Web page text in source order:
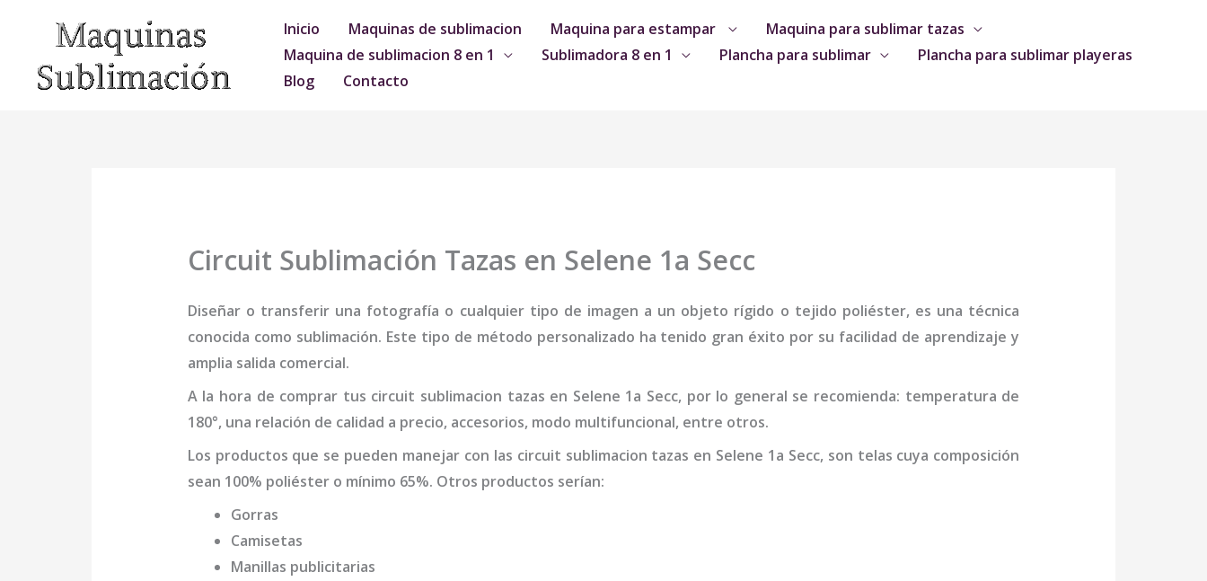
contenido
Inicio Maquinas de sublimacion Maquina para estampar
Maquina para sublimar tazas
Maquina de sublimacion 8 en 1
Sublimadora 8 en 1 Plancha para sublimar
Plancha para sublimar playeras
Blog
Contacto
Circuit Sublimación Tazas en Selene 1a Secc
Diseñar o transferir una fotografía o cualquier tipo de imagen a un objeto rígido o tejido poliéster, es una técnica
conocida como sublimación. Este tipo de método personalizado ha tenido gran éxito por su facilidad de aprendizaje y
amplia salida comercial.
A la hora de comprar tus circuit sublimacion tazas en Selene 1a Secc, por lo general se recomienda: temperatura de
180°, una relación de calidad a precio, accesorios, modo multifuncional, entre otros.
Los productos que se pueden manejar con las circuit sublimacion tazas en Selene 1a Secc, son telas cuya composición
sean 100% poliéster o mínimo 65%. Otros productos serían:
Gorras
Camisetas
Manillas publicitarias